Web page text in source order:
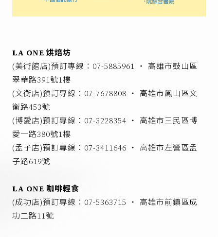
LA ONE 烘焙坊
(美術館店)預訂專線：07-5885961 ‧ 高雄市鼓山區
翠華路391號1樓
(文衡店)預訂專線：07-7678808 ‧ 高雄市鳳山區文
衡路453號
(博愛店)預訂專線：07-3228354 ‧ 高雄市三民區博
愛一路380號1樓
(孟子店)預訂專線：07-3411646 ‧ 高雄市左營區孟
子路619號
LA ONE 咖啡輕食
(成功店)預訂專線：07-5363715 ‧ 高雄市前鎮區成
功二路11號